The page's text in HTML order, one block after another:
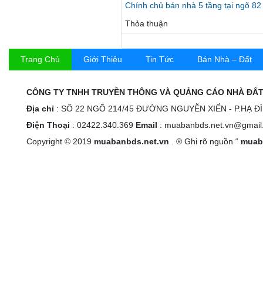
Chính chủ bán nhà 5 tầng tại ngõ
Thỏa thuận
Trang Chủ Giới Thiệu Tin Tức Bán Nhà – Đất
CÔNG TY TNHH TRUYỀN THÔNG VÀ QUẢNG CÁO NHÀ
Địa chỉ : SỐ 22 NGÕ 214/45 ĐƯỜNG NGUYỄN XIỂN - P.HẠ
Điện Thoại : 02422.340.369 Email :
Copyright © 2019 muabanbds.net.vn . ® Ghi rõ nguồn “